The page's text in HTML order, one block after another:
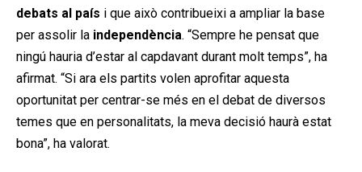
debats al país i que això contribueixi a ampliar la base
per assolir la independència. “Sempre he pensat que
ningú hauria d’estar al capdavant durant molt temps”, ha
afirmat. “Si ara els partits volen aprofitar aquesta
oportunitat per centrar-se més en el debat de diversos
temes que en personalitats, la meva decisió haurà estat
bona”, ha valorat.